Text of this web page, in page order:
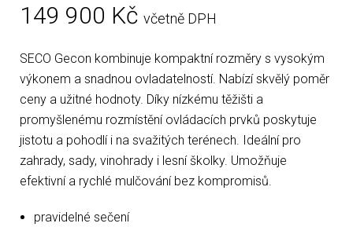
149 900 Kč včetně DPH
SECO Gecon kombinuje kompaktní rozměry s vysokým
výkonem a snadnou ovladatelností. Nabízí skvělý poměr
ceny a užitné hodnoty. Díky nízkému těžišti a
promyšlenému rozmístění ovládacích prvků poskytuje
jistotu a pohodlí i na svažitých terénech. Ideální pro
zahrady, sady, vinohrady i lesní školky. Umožňuje
efektivní a rychlé mulčování bez kompromisů.
pravidelné sečení